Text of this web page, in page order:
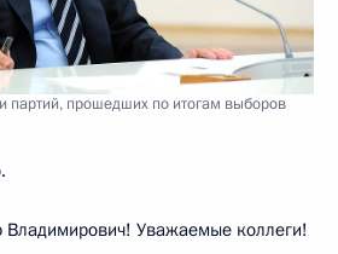
партий, прошедших по итогам выборов
Уважаемые коллеги!